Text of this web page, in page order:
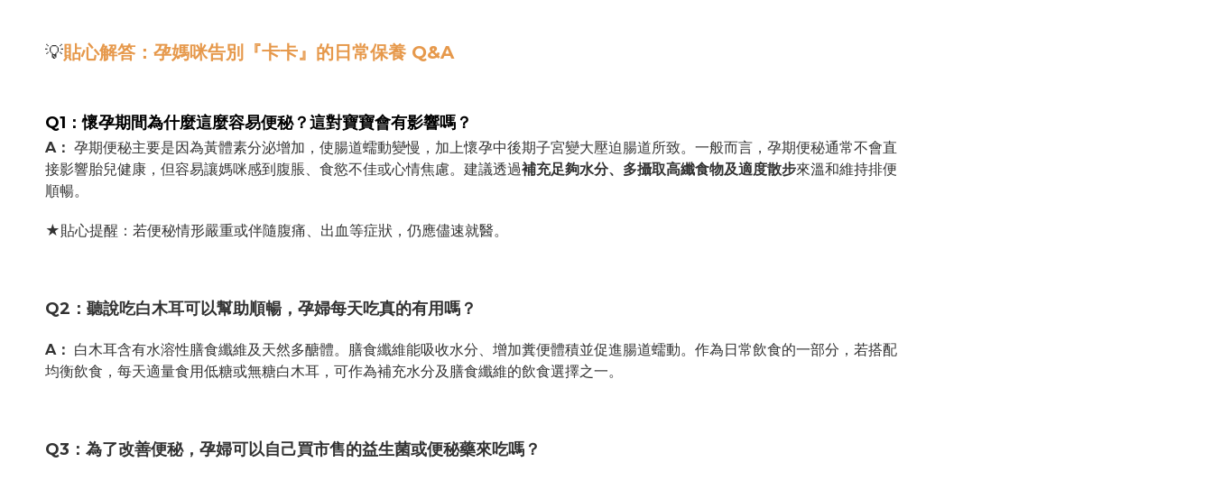
💡貼心解答：孕媽咪告別『卡卡』的日常保養 Q&A
Q1 ：懷孕期間為什麼這麼容易便秘？這對寶寶會有影響嗎？
A： 孕期便秘主要是因為黃體素分泌增加，使腸道蠕動變慢，加上懷孕中後期子宮變大壓迫腸道所致。一般而言，孕期便秘通常不會直
接影響胎兒健康，但容易讓媽咪感到腹脹、食慾不佳或心情焦慮。建議透過補充足夠水分、多攝取高纖食物及適度散步來溫和維持排便
順暢。
★貼心提醒：若便秘情形嚴重或伴隨腹痛、出血等症狀，仍應儘速就醫。
Q2 ：聽說吃白木耳可以幫助順暢，孕婦每天吃真的有用嗎？
A： 白木耳含有水溶性膳食纖維及天然多醣體。膳食纖維能吸收水分、增加糞便體積並促進腸道蠕動。作為日常飲食的一部分，若搭配
均衡飲食，每天適量食用低糖或無糖白木耳，可作為補充水分及膳食纖維的飲食選擇之一。
Q3 ：為了改善便秘，孕婦可以自己買市售的益生菌或便秘藥來吃嗎？